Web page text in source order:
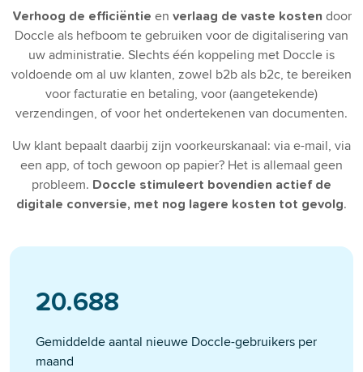
Verhoog de efficiëntie en verlaag de vaste kosten door
Doccle als hefboom te gebruiken voor de digitalisering van
uw administratie. Slechts één koppeling met Doccle is
voldoende om al uw klanten, zowel b2b als b2c, te bereiken
voor facturatie en betaling, voor (aangetekende)
verzendingen, of voor het ondertekenen van documenten.
Uw klant bepaalt daarbij zijn voorkeurskanaal: via e-mail, via
een app, of toch gewoon op papier? Het is allemaal geen
probleem. Doccle stimuleert bovendien actief de
digitale conversie, met nog lagere kosten tot gevolg.
25.000
Gemiddelde aantal nieuwe Doccle-gebruikers per
maand